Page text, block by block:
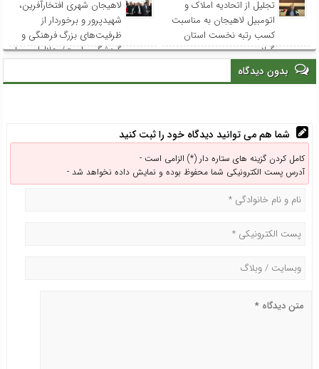
تجلیل از اتحادیه املاک و
اتومبیل لاهیجان به مناسبت
کسب رتبه نخست استان
گیلان
لاهیجان شهری افتخارآفرین،
شهیدپرور و برخوردار از
ظرفیت‌های بزرگ فرهنگی و
گردشگری است/ هلال‌احمر با
امید را به جامعه هدیه
بدون دیدگاه
شما هم می توانید دیدگاه خود را ثبت کنید
کامل کردن گزینه های ستاره دار (*) الزامی است -
آدرس پست الکترونیکی شما محفوظ بوده و نمایش داده نخواهد شد -